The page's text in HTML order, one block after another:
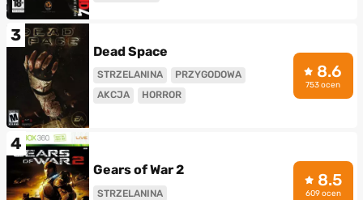
3
Dead Space
STRZELANINA
PRZYGODOWA
AKCJA
HORROR
8.6
753 ocen
4
Gears of War 2
STRZELANINA
8.5
609 ocen